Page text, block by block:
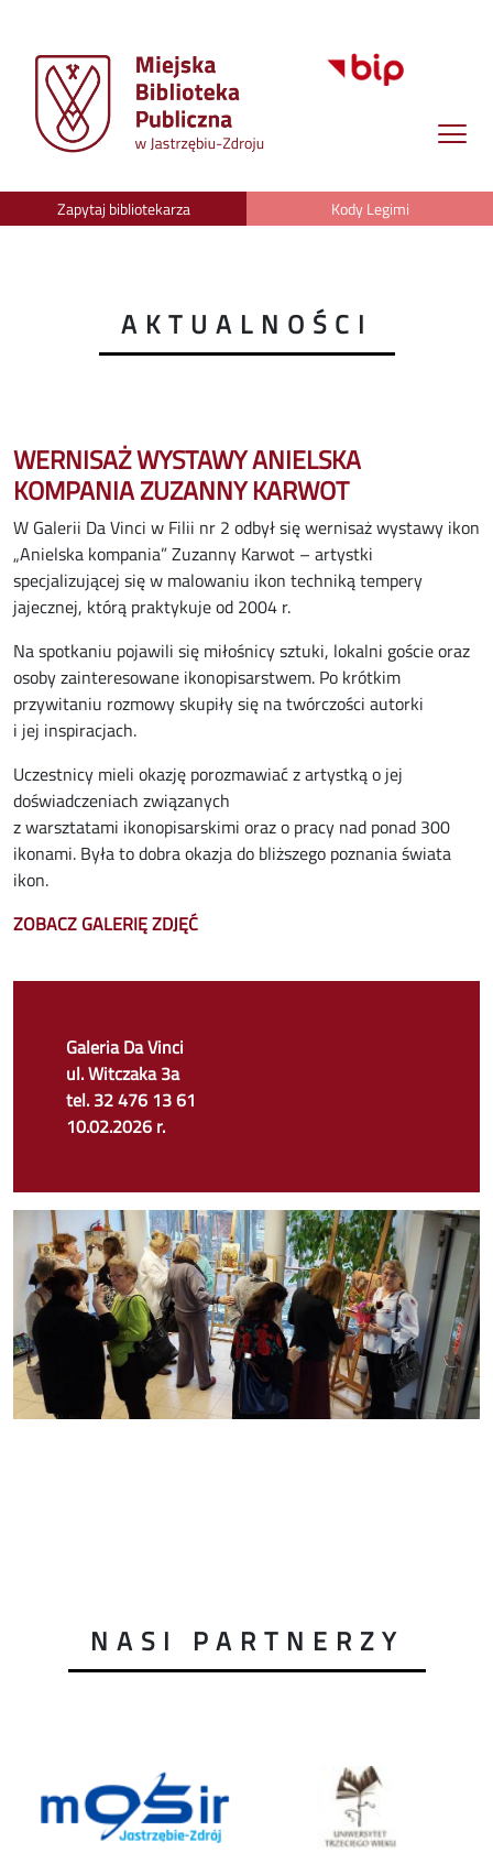
Zapytaj bibliotekarza Kody Legimi
AKTUALNOŚCI
WERNISAŻ WYSTAWY ANIELSKA
KOMPANIA ZUZANNY KARWOT
W Galerii Da Vinci w Filii nr 2 odbył się wernisaż wystawy ikon
„Anielska kompania” Zuzanny Karwot – artystki
specjalizującej się w malowaniu ikon techniką tempery
jajecznej, którą praktykuje od 2004 r.
Na spotkaniu pojawili się miłośnicy sztuki, lokalni goście oraz
osoby zainteresowane ikonopisarstwem. Po krótkim
przywitaniu rozmowy skupiły się na twórczości autorki
i jej inspiracjach.
Uczestnicy mieli okazję porozmawiać z artystką o jej
doświadczeniach związanych
z warsztatami ikonopisarskimi oraz o pracy nad ponad 300
ikonami. Była to dobra okazja do bliższego poznania świata
ikon.
ZOBACZ GALERIĘ ZDJĘĆ
Galeria Da Vinci
ul. Witczaka 3a
tel. 32 476 13 61
10.02.2026 r.
NASI PARTNERZY